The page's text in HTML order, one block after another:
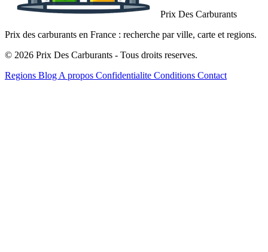
Prix Des Carburants
Prix des carburants en France : recherche par ville, carte et regions.
© 2026 Prix Des Carburants - Tous droits reserves.
Regions Blog A propos Confidentialite Conditions Contact